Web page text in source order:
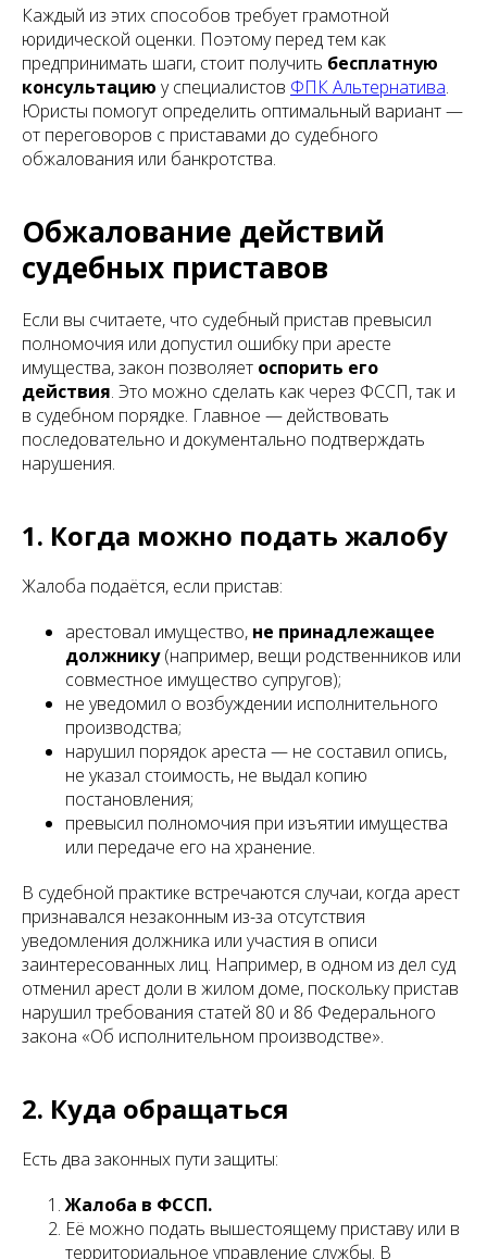
Каждый из этих способов требует грамотной
юридической оценки. Поэтому перед тем как
предпринимать шаги, стоит получить бесплатную
консультацию у специалистов ФПК Альтернатива.
Юристы помогут определить оптимальный вариант —
от переговоров с приставами до судебного
обжалования или банкротства.
Обжалование действий
судебных приставов
Если вы считаете, что судебный пристав превысил
полномочия или допустил ошибку при аресте
имущества, закон позволяет оспорить его
действия. Это можно сделать как через ФССП, так и
в судебном порядке. Главное — действовать
последовательно и документально подтверждать
нарушения.
1. Когда можно подать жалобу
Жалоба подаётся, если пристав:
арестовал имущество, не принадлежащее
должнику(например, вещи родственников или
совместное имущество супругов);
не уведомил о возбуждении исполнительного
производства;
нарушил порядок ареста — не составил опись,
не указал стоимость, не выдал копию
постановления;
превысил полномочия при изъятии имущества
или передаче его на хранение.
В судебной практике встречаются случаи, когда арест
признавался незаконным из-за отсутствия
уведомления должника или участия в описи
заинтересованных лиц. Например, в одном из дел суд
отменил арест доли в жилом доме, поскольку пристав
нарушил требования статей 80 и 86 Федерального
закона «Об исполнительном производстве».
2. Куда обращаться
Есть два законных пути защиты:
Жалоба в ФССП.
Её можно подать вышестоящему приставу или в
территориальное управление службы. В